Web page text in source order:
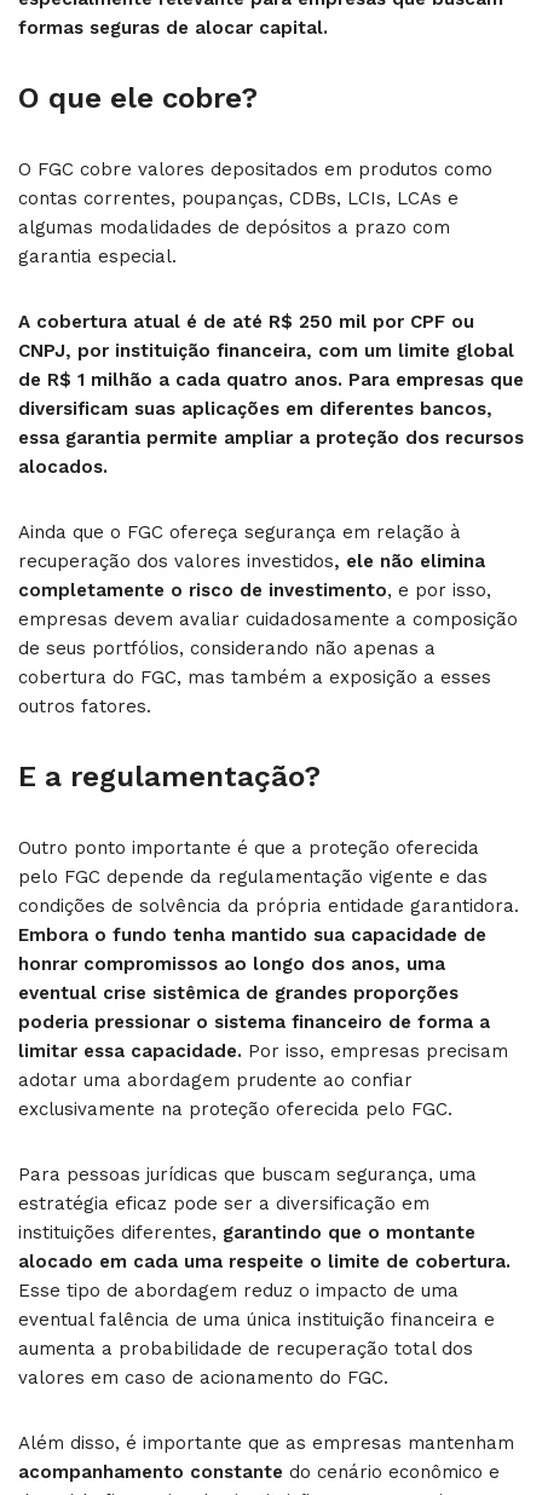
formas seguras de alocar capital.
O que ele cobre?
O FGC cobre valores depositados em produtos como
contas correntes, poupanças, CDBs, LCIs, LCAs e
algumas modalidades de depósitos a prazo com
garantia especial.
A cobertura atual é de até R$ 250 mil por CPF ou
CNPJ, por instituição financeira, com um limite global
de R$ 1 milhão a cada quatro anos. Para empresas que
diversificam suas aplicações em diferentes bancos,
essa garantia permite ampliar a proteção dos recursos
alocados.
Ainda que o FGC ofereça segurança em relação à
recuperação dos valores investidos, ele não elimina
completamente o risco de investimento, e por isso,
empresas devem avaliar cuidadosamente a composição
de seus portfólios, considerando não apenas a
cobertura do FGC, mas também a exposição a esses
outros fatores.
E a regulamentação?
Outro ponto importante é que a proteção oferecida
pelo FGC depende da regulamentação vigente e das
condições de solvência da própria entidade garantidora.
Embora o fundo tenha mantido sua capacidade de
honrar compromissos ao longo dos anos, uma
eventual crise sistêmica de grandes proporções
poderia pressionar o sistema financeiro de forma a
limitar essa capacidade. Por isso, empresas precisam
adotar uma abordagem prudente ao confiar
exclusivamente na proteção oferecida pelo FGC.
Para pessoas jurídicas que buscam segurança, uma
estratégia eficaz pode ser a diversificação em
instituições diferentes, garantindo que o montante
alocado em cada uma respeite o limite de cobertura.
Esse tipo de abordagem reduz o impacto de uma
eventual falência de uma única instituição financeira e
aumenta a probabilidade de recuperação total dos
valores em caso de acionamento do FGC.
Além disso, é importante que as empresas mantenham
acompanhamento constante do cenário econômico e